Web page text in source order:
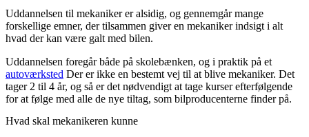
Uddannelsen til mekaniker er alsidig, og gennemgår mange
forskellige emner, der tilsammen giver en mekaniker indsigt i alt
hvad der kan være galt med bilen.
Uddannelsen foregår både på skolebænken, og i praktik på et
autoværksted Der er ikke en bestemt vej til at blive mekaniker. Det
tager 2 til 4 år, og så er det nødvendigt at tage kurser efterfølgende
for at følge med alle de nye tiltag, som bilproducenterne finder på.
Hvad skal mekanikeren kunne